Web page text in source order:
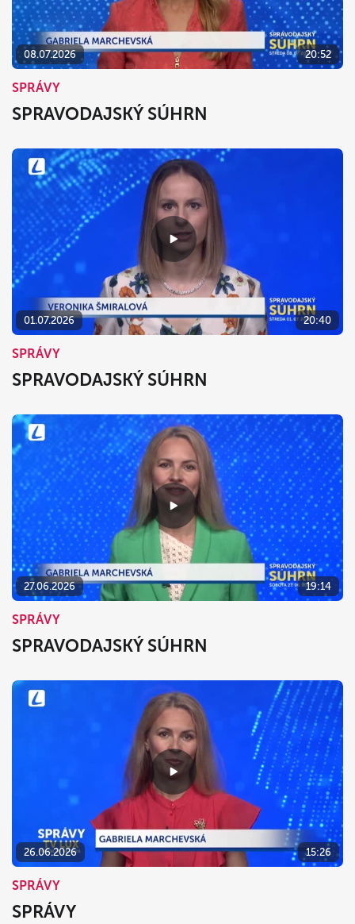
08.07.2026 20:52
SPRÁVY
SPRAVODAJSKÝ SÚHRN
01.07.2026 20:40
SPRÁVY
SPRAVODAJSKÝ SÚHRN
27.06.2026 19:14
SPRÁVY
SPRAVODAJSKÝ SÚHRN
26.06.2026 15:26
SPRÁVY
SPRÁVY